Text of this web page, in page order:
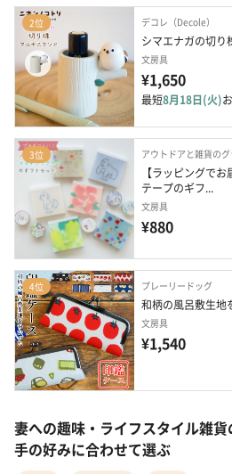
2位 デコレ（Decole）
シマエナガの切り
文房具
¥1,650
最短8月18日(火)
3位 アウトドアと雑貨の
【ラッピングで
テープのギフ...
文房具
¥880
4位 プレーリードッグ
和柄の風呂敷生地
文房具
¥1,540
妻への趣味・ライフスタイル雑
手の好みに合わせて選ぶ